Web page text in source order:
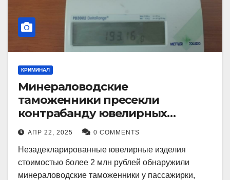
КРИМИНАЛ
Минераловодские
таможенники пресекли
контрабанду ювелирных
изделий на 2 млн рублей
АПР 22, 2025 0 COMMENTS
Незадекларированные ювелирные изделия
стоимостью более 2 млн рублей обнаружили
минераловодские таможенники у пассажирки,